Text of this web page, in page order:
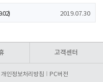
2019.07.30
고객센터
개인정보처리방침 PC버전